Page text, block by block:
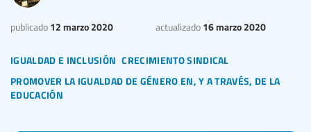
igualdad e inclusión crecimiento sindical
promover la igualdad de género en, y a través, de la
educación
publicado 12 marzo 2020 actualizado 16 marzo 2020